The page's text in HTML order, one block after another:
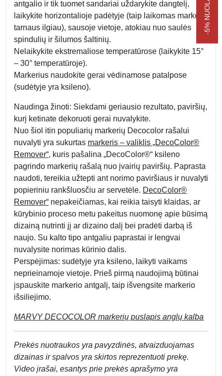
antgalio ir tik tuomet sandariai uždarykite dangtelį,
laikykite horizontalioje padėtyje (taip laikomas markeris
tarnaus ilgiau), sausoje vietoje, atokiau nuo saulės
spindulių ir šilumos šaltinių.
Nelaikykite ekstremaliose temperatūrose (laikykite 15°
– 30° temperatūroje).
Markerius naudokite gerai vėdinamose patalpose
(sudėtyje yra ksileno).
Naudinga žinoti: Siekdami geriausio rezultato, paviršių,
kurį ketinate dekoruoti gerai nuvalykite.
Nuo šiol itin populiarių markerių Decocolor rašalui
nuvalyti yra sukurtas markeris – valiklis „DecoColor®
Remover“, kuris pašalina „DecoColor®“ ksileno
pagrindo markerių rašalą nuo įvairių paviršių. Paprasta
naudoti, tereikia užtepti ant norimo paviršiaus ir nuvalyti
popieriniu rankšluosčiu ar servetėle. DecoColor®
Remover“ nepakeičiamas, kai reikia taisyti klaidas, ar
kūrybinio proceso metu pakeitus nuomonę apie būsimą
dizainą nutrinti jį ar dizaino dalį bei pradėti darbą iš
naujo. Su kalto tipo antgaliu paprastai ir lengvai
nuvalysite norimas kūrinio dalis.
Perspėjimas: sudėtyje yra ksileno, laikyti vaikams
neprieinamoje vietoje. Prieš pirmą naudojimą būtinai
įspauskite markerio antgalį, taip išvengsite markerio
išsiliejimo.
MARVY DECOCOLOR markerių puslapis anglų kalba
Prekės nuotraukos yra pavyzdinės, atvaizduojamas
dizainas ir spalvos yra skirtos reprezentuoti prekę.
Video įrašai, esantys prie prekės aprašymo yra